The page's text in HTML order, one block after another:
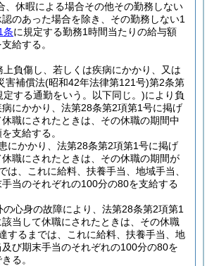
、休暇による場合その他その勤務しない
のあった場合を除き、その勤務しない1
条に規定する勤務1時間当たりの給与額
給する。
上負傷し、若しくは疾病にかかり、又は
害補償法(昭和42年法律第121号)第2条第
定する通勤をいう。以下同じ。)により負
にかかり、法第28条第2項第1号に掲げ
職にされたときは、その休職の期間中
支給する。
にかかり、法第28条第2項第1号に掲げ
職にされたときは、その休職の期間が
は、これに給料、扶養手当、地域手当、
当のそれぞれの100分の80を支給する
の心身の故障により、法第28条第2項第1
当して休職にされたときは、その休職
するまでは、これに給料、扶養手当、地
び期末手当のそれぞれの100分の80を
る。